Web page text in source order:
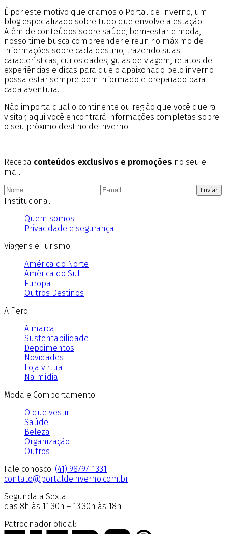
É por este motivo que criamos o Portal de Inverno, um
blog especializado sobre tudo que envolve a estação.
Além de conteúdos sobre saúde, bem-estar e moda,
nosso time busca compreender e reunir o máximo de
informações sobre cada destino, trazendo suas
características, curiosidades, guias de viagem, relatos de
experiências e dicas para que o apaixonado pelo inverno
possa estar sempre bem informado e preparado para
cada aventura.
Não importa qual o continente ou região que você queira
visitar, aqui você encontrará informações completas sobre
o seu próximo destino de inverno.
Receba conteúdos exclusivos e promoções no seu e-
mail!
Enviar
Institucional
Quem somos
Privacidade e segurança
Viagens e Turismo
América do Norte
América do Sul
Europa
Outros Destinos
A Fiero
A marca
Sustentabilidade
Depoimentos
Novidades
Loja virtual
Na mídia
Moda e Comportamento
O que vestir
Saúde
Beleza
Organização
Outros
Fale conosco: (41) 98797-1331
contato@portaldeinverno.com.br
Segunda a Sexta
das 8h às 11:30h – 13:30h às 18h
Patrocinador oficial: